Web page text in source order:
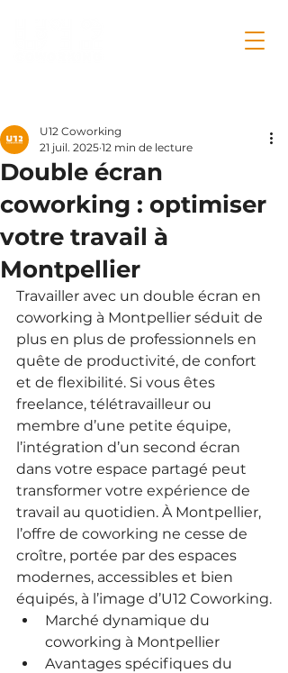
Double écran
coworking : optimiser
votre travail à
Montpellier
U12 Coworking
21 juil. 2025 12 min de lecture
Travailler avec un double écran en
coworking à Montpellier séduit de
plus en plus de professionnels en
quête de productivité, de confort
et de flexibilité. Si vous êtes
freelance, télétravailleur ou
membre d’une petite équipe,
l’intégration d’un second écran
dans votre espace partagé peut
transformer votre expérience de
travail au quotidien. À Montpellier,
l’offre de coworking ne cesse de
croître, portée par des espaces
modernes, accessibles et bien
équipés, à l’image d’U12 Coworking.
Marché dynamique du
coworking à Montpellier
Avantages spécifiques du